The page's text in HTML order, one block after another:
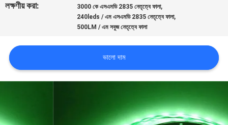
উদ্ধৃতির
আবেদন
সাইট
লক্ষণীয় করা:
3000 কে এসএমডি 2835 নেতৃত্বে ফালা,
240leds / এম এসএমডি 2835 নেতৃত্বে ফালা,
500LM / এম সবুজ নেতৃত্বে ফালা
ভালো দাম